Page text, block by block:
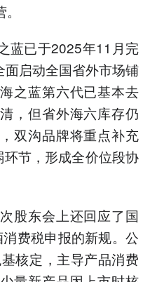
蓝已于2025年11月完
启动全国省外市场铺
之蓝第六代已基本去
，但省外海六库存仍
双沟品牌将重点补充
节，形成全价位段协
股东会上还回应了国
费税申报的新规。公
核定，主导产品消费